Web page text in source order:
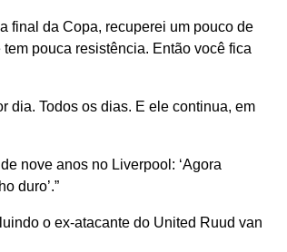
final da Copa, recuperei um pouco de
pouca resistência. Então você fica
dia. Todos os dias. E ele continua, em
nove anos no Liverpool: ‘Agora
duro’.”
o ex-atacante do United Ruud van